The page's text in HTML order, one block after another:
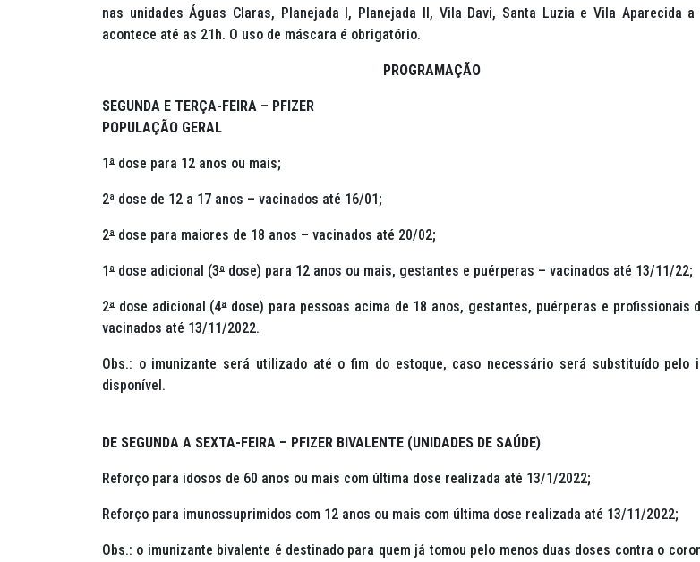
nas unidades Águas Claras, Planejada I, Planejada II, Vila Davi, Santa Luzia e Vila Aparecida a
acontece até as 21h. O uso de máscara é obrigatório.
PROGRAMAÇÃO
SEGUNDA E TERÇA-FEIRA – PFIZER
POPULAÇÃO GERAL
1ª dose para 12 anos ou mais;
2ª dose de 12 a 17 anos – vacinados até 16/01;
2ª dose para maiores de 18 anos – vacinados até 20/02;
1ª dose adicional (3ª dose) para 12 anos ou mais, gestantes e puérperas – vacinados até 13/11/22;
2ª dose adicional (4ªdose) para pessoas acima de 18 anos, gestantes, puérperas e profissionais
vacinados até 13/11/2022.
Obs.: o imunizante será utilizado até o fim do estoque, caso necessário será substituído pelo
disponível.
DE SEGUNDA A SEXTA-FEIRA – PFIZER BIVALENTE (UNIDADES DE SAÚDE)
Reforço para idosos de 60 anos ou mais com última dose realizada até 13/1/2022;
Reforço para imunossuprimidos com 12 anos ou mais com última dose realizada até 13/11/2022;
Obs.: o imunizante bivalente é destinado para quem já tomou pelo menos duas doses contra o